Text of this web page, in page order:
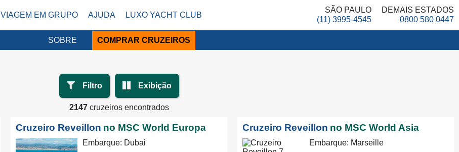
DEMAIS ESTADOS
0800 580 0447
SÃO PAULO
(11) 3995-4545
VIAGEM EM GRUPO AJUDA LUXO YACHT CLUB
SOBRE COMPRAR CRUZEIROS
Filtro Exibição
2147cruzeiros encontrados
Cruzeiro Reveillon no MSC World Europa
Embarque: Dubai
Cruzeiro Reveillon no MSC World Asia
Embarque: Marseille